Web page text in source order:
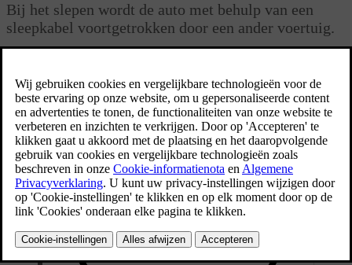
Bij het slepen wordt de auto met behulp van een
sleepkabel voortgetrokken door een ander voertuig.